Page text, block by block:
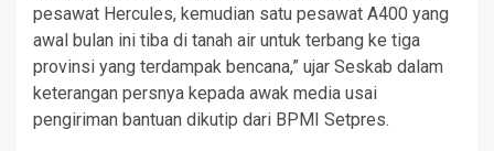
pesawat Hercules, kemudian satu pesawat A400 yang
awal bulan ini tiba di tanah air untuk terbang ke tiga
provinsi yang terdampak bencana,” ujar Seskab dalam
keterangan persnya kepada awak media usai
pengiriman bantuan dikutip dari BPMI Setpres.